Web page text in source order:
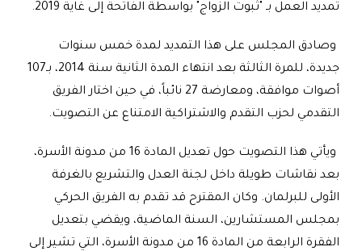
تمديد العمل بـ "ثبوت الزواج" بواسطة الفاتحة إلى غاية 2019.
وصادق المجلس على هذا التمديد لمدة خمس سنوات
جديدة، للمرة الثالثة بعد انتهاء المدة الثانية سنة 2014، بـ107
أصوات موافقة، ومعارضة 27 نائباً، في حين اختار الفريق
التقدمي لحزب التقدم والاشتراكية الامتناع عن التصويت.
ويأتي هذا التصويت حول تعديل المادة 16 من مدونة الأسرة،
بعد نقاشات طويلة داخل لجنة العدل والتشريع بالغرفة
الأولى للبرلمان. وكان المقترح قد تقدم به الفريق الحركي
بمجلس المستشارين، السنة الماضية، ويقضي بتعديل
الفقرة الرابعة من المادة 16 من مدونة الأسرة، التي تشير إلى